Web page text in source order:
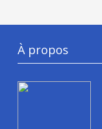
À propos